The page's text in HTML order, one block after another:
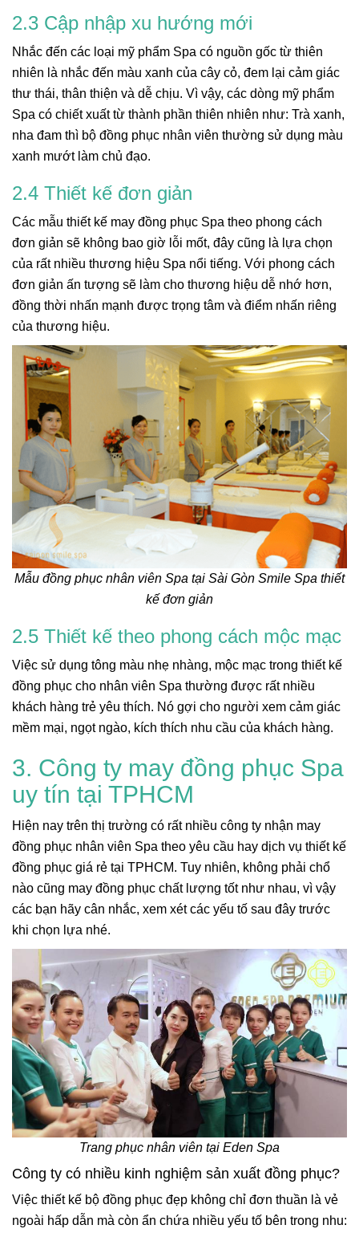
2.3 Cập nhập xu hướng mới
Nhắc đến các loại mỹ phẩm Spa có nguồn gốc từ thiên
nhiên là nhắc đến màu xanh của cây cỏ, đem lại cảm giác
thư thái, thân thiện và dễ chịu. Vì vậy, các dòng mỹ phẩm
Spa có chiết xuất từ thành phần thiên nhiên như: Trà xanh,
nha đam thì bộ đồng phục nhân viên thường sử dụng màu
xanh mướt làm chủ đạo.
2.4 Thiết kế đơn giản
Các mẫu thiết kế may đồng phục Spa theo phong cách
đơn giản sẽ không bao giờ lỗi mốt, đây cũng là lựa chọn
của rất nhiều thương hiệu Spa nổi tiếng. Với phong cách
đơn giản ấn tượng sẽ làm cho thương hiệu dễ nhớ hơn,
đồng thời nhấn mạnh được trọng tâm và điểm nhấn riêng
của thương hiệu.
Mẫu đồng phục nhân viên Spa tại Sài Gòn Smile Spa thiết
kế đơn giản
2.5 Thiết kế theo phong cách mộc mạc
Việc sử dụng tông màu nhẹ nhàng, mộc mạc trong thiết kế
đồng phục cho nhân viên Spa thường được rất nhiều
khách hàng trẻ yêu thích. Nó gợi cho người xem cảm giác
mềm mại, ngọt ngào, kích thích nhu cầu của khách hàng.
3. Công ty may đồng phục Spa
uy tín tại TPHCM
Hiện nay trên thị trường có rất nhiều công ty nhận may
đồng phục nhân viên Spa theo yêu cầu hay dịch vụ thiết kế
đồng phục giá rẻ tại TPHCM. Tuy nhiên, không phải chổ
nào cũng may đồng phục chất lượng tốt như nhau, vì vậy
các bạn hãy cân nhắc, xem xét các yếu tố sau đây trước
khi chọn lựa nhé.
Trang phục nhân viên tại Eden Spa
Công ty có nhiều kinh nghiệm sản xuất đồng phục?
Việc thiết kế bộ đồng phục đẹp không chỉ đơn thuần là vẻ
ngoài hấp dẫn mà còn ẩn chứa nhiều yếu tố bên trong nhu: